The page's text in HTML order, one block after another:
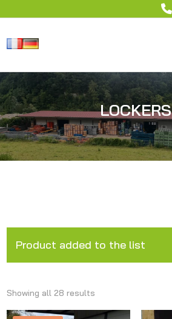
LOCKERS
Product added to the list
Showing all 28 results